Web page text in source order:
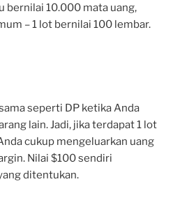
bernilai 10.000 mata uang,
– 1 lot bernilai 100 lembar.
seperti DP ketika Anda
lain. Jadi, jika terdapat 1 lot
cukup mengeluarkan uang
Nilai $100 sendiri
ditentukan.